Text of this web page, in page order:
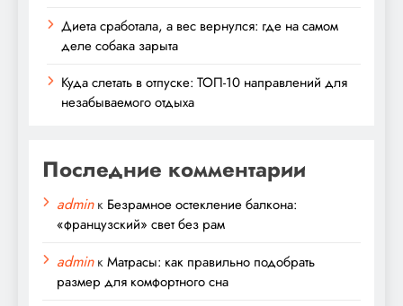
Диета сработала, а вес вернулся: где на самом
деле собака зарыта
Куда слетать в отпуске: ТОП-10 направлений для
незабываемого отдыха
Последние комментарии
adminк Безрамное остекление балкона:
«французский» свет без рам
adminкМатрасы: как правильно подобрать
размер для комфортного сна